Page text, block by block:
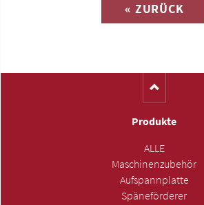
« ZURÜCK
Produkte
ALLE
Maschinenzubehör
Aufspannplatte
Späneförderer